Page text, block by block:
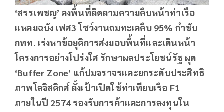
‘สรรเพชญ’ ลงพื้นที่ติดตามความคืบหน้าท่าเรือ
แหลมฉบัง เฟส3 โชว์งานถมทะเลคืบ 95% กำชับ
กทท. เร่งหาข้อยุติการส่งมอบพื้นที่และเดินหน้า
โครงการอย่างโปร่งใส รักษาผลประโยชน์รัฐ ผุด
‘Buffer Zone’ แก้ปมจราจรและยกระดับประสิทธิ
ภาพโลจิสติกส์ ตั้งเป้าเปิดใช้ท่าเทียบเรือ F1
ภายในปี 2574 รองรับการค้าและการลงทุนใน